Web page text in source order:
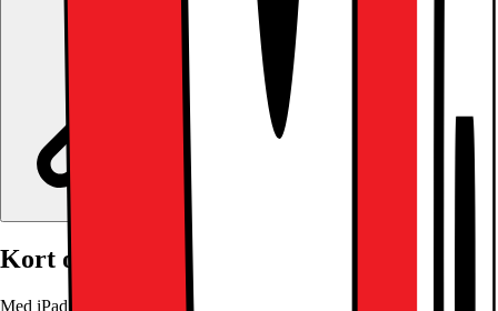
Kort om produktet
Med iPad Pro 11" kan du enkelt uttrykke ditt kreative talent, takket